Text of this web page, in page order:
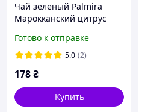
Чай зеленый Palmira
Марокканский цитрус
Готово к отправке
5.0 (2)
178₴
Купить